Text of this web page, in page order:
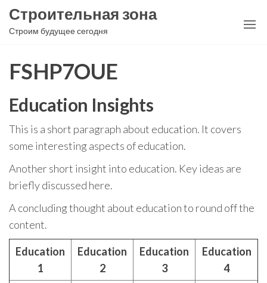
Перейти
Строительная зона
Строим будущее сегодня
FSHP7OUE
Education Insights
This is a short paragraph about education. It covers
some interesting aspects of education.
Another short insight into education. Key ideas are
briefly discussed here.
A concluding thought about education to round off the
content.
Education
1
Education
2
Education
3
Education
4